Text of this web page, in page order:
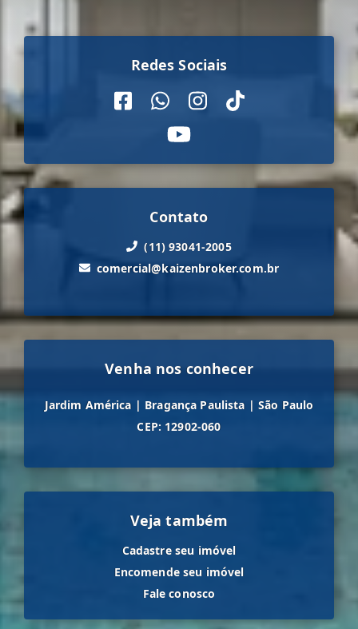
Redes Sociais
Contato
(11) 93041-2005
comercial@kaizenbroker.com.br
Venha nos conhecer
Jardim América | Bragança Paulista | São Paulo
CEP: 12902-060
Veja também
Cadastre seu imóvel
Encomende seu imóvel
Fale conosco